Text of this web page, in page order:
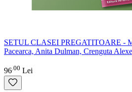
SETUL CLASEI PREGATITOARE -
Pacearca, Anita Dulman, Crenguta
96 00 Lei